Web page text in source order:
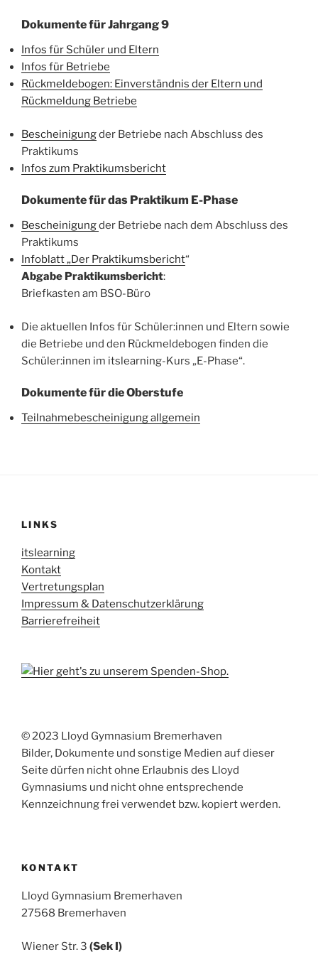
Dokumente für Jahrgang 9
Infos für Schüler und Eltern
Infos für Betriebe
Rückmeldebogen: Einverständnis der Eltern und
Rückmeldung Betriebe
Bescheinigungder Betriebe nach Abschluss des
Praktikums
Infos zum Praktikumsbericht
Dokumente für das Praktikum E-Phase
Bescheinigungder Betriebe nach dem Abschluss des
Praktikums
Infoblatt „Der Praktikumsbericht“
Abgabe Praktikumsbericht:
Briefkasten am BSO-Büro
Die aktuellen Infos für Schüler:innen und Eltern sowie
die Betriebe und den Rückmeldebogen finden die
Schüler:innen im itslearning-Kurs „E-Phase“.
Dokumente für die Oberstufe
Teilnahmebescheinigung allgemein
LINKS
itslearning
Kontakt
Vertretungsplan
Impressum & Datenschutzerklärung
Barrierefreiheit
© 2023 Lloyd Gymnasium Bremerhaven
Bilder, Dokumente und sonstige Medien auf dieser
Seite dürfen nicht ohne Erlaubnis des Lloyd
Gymnasiums und nicht ohne entsprechende
Kennzeichnung frei verwendet bzw. kopiert werden.
KONTAKT
Lloyd Gymnasium Bremerhaven
27568 Bremerhaven
Wiener Str. 3 (Sek I)